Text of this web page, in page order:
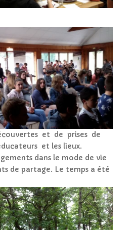
et de prises de
et les lieux.
dans le mode de vie
de partage. Le temps a été